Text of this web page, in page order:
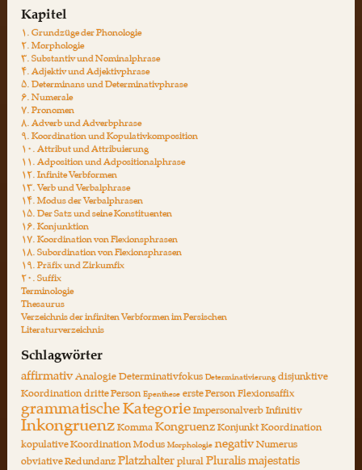
Kapitel
۱. Grundzüge der Phonologie
۲. Morphologie
۳. Substantiv und Nominalphrase
۴. Adjektiv und Adjektivphrase
۵. Determinans und Determinativphrase
۶. Numerale
۷. Pronomen
۸. Adverb und Adverbphrase
۹. Koordination und Kopulativkomposition
۱۰. Attribut und Attribuierung
۱۱. Adposition und Adpositionalphrase
۱۲. Infinite Verbformen
۱۳. Verb und Verbalphrase
۱۴. Modus der Verbalphrasen
۱۵. Der Satz und seine Konstituenten
۱۶. Konjunktion
۱۷. Koordination von Flexionsphrasen
۱۸. Subordination von Flexionsphrasen
۱۹. Präfix und Zirkumfix
۲۰. Suffix
Terminologie
Thesaurus
Verzeichnis der infiniten Verbformen im Persischen
Literaturverzeichnis
Schlagwörter
affirmativAnalogieDeterminativfokusDeterminativierungdisjunktive
Koordinationdritte PersonEpentheseerste PersonFlexionsaffix
grammatische KategorieImpersonalverbInfinitiv
InkongruenzKommaKongruenzKonjunktKoordination
kopulative KoordinationModusMorphologienegativNumerus
obviative RedundanzPlatzhalterpluralPluralis majestatis